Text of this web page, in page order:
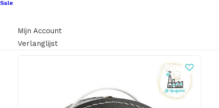
Sale
Mijn Account
Verlanglijst